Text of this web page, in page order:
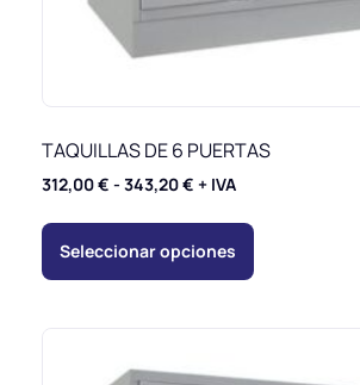
TAQUILLAS DE 6 PUERTAS
312,00€ - 343,20€ + IVA
Seleccionar opciones